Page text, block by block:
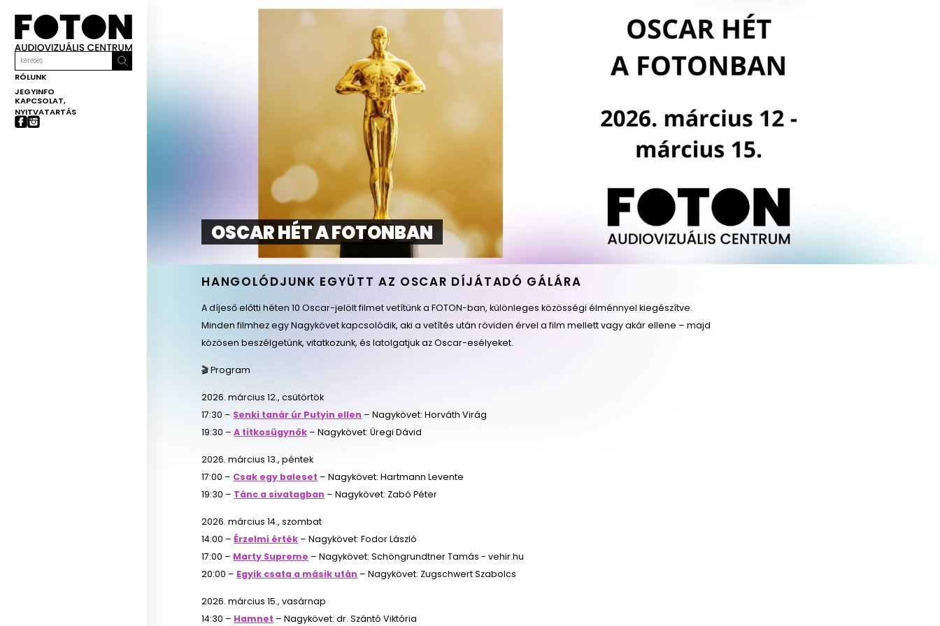
RÓLUNK
JEGYINFO
KAPCSOLAT,
NYITVATARTÁS
OSCAR HÉT A FOTONBAN
HANGOLÓDJUNK EGYÜTT AZ OSCAR DÍJÁTADÓ GÁLÁRA
A díjeső előtti héten 10 Oscar-jelölt filmet vetítünk a FOTON-ban, különleges közösségi élménnyel kiegészítve.
Minden filmhez egy Nagykövet kapcsolódik, aki a vetítés után röviden érvel a film mellett vagy akár ellene – majd
közösen beszélgetünk, vitatkozunk, és latolgatjuk az Oscar-esélyeket.
🎬 Program
2026. március 12., csütörtök
17:30 – Senki tanár úr Putyin ellen – Nagykövet: Horváth Virág
19:30 –A titkosügynök – Nagykövet: Üregi Dávid
2026. március 13., péntek
17:00 – Csak egy baleset – Nagykövet: Hartmann Levente
19:30 – Tánc a sivatagban – Nagykövet: Zabó Péter
2026. március 14., szombat
14:00 – Érzelmi érték – Nagykövet: Fodor László
17:00 – Marty Supreme – Nagykövet: Schöngrundtner Tamás - vehir.hu
20:00 – Egyik csata a másik után – Nagykövet: Zugschwert Szabolcs
2026. március 15., vasárnap
14:30 – Hamnet – Nagykövet: dr. Szántó Viktória